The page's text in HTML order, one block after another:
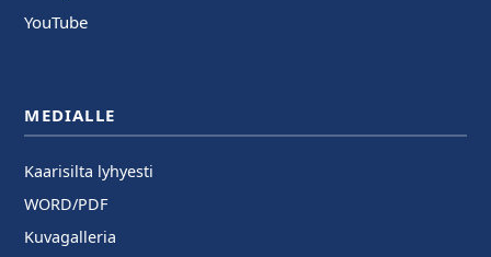
YouTube
MEDIALLE
Kaarisilta lyhyesti
WORD/PDF
Kuvagalleria